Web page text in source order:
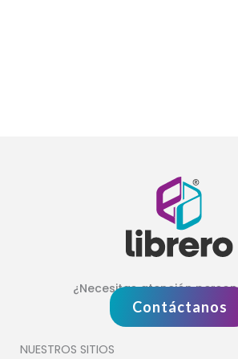
¿Necesitas atención
Contáctanos
NUESTROS SITIOS